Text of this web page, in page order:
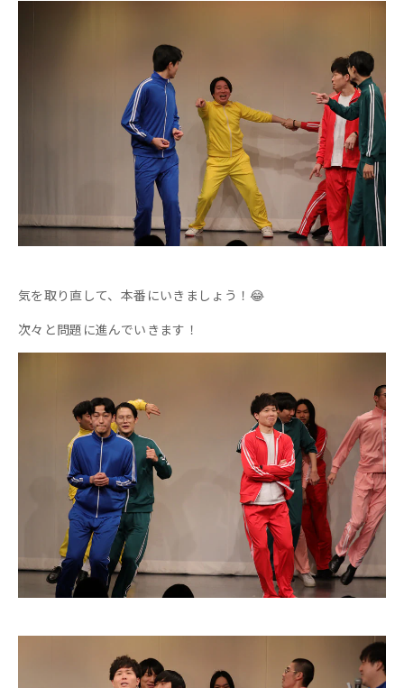
気を取り直して、本番にいきましょう！😂
次々と問題に進んでいきます！